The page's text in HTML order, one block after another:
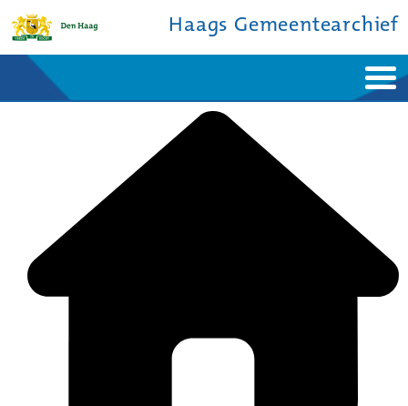
Haags Gemeentearchief
Bronnen en collecties